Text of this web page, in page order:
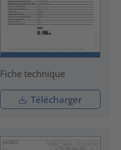
Fiche technique
Télécharger